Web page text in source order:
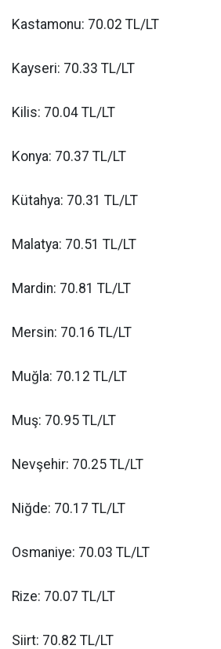
Kastamonu: 70.02 TL/LT
Kayseri: 70.33 TL/LT
Kilis: 70.04 TL/LT
Konya: 70.37 TL/LT
Kütahya: 70.31 TL/LT
Malatya: 70.51 TL/LT
Mardin: 70.81 TL/LT
Mersin: 70.16 TL/LT
Muğla: 70.12 TL/LT
Muş: 70.95 TL/LT
Nevşehir: 70.25 TL/LT
Niğde: 70.17 TL/LT
Osmaniye: 70.03 TL/LT
Rize: 70.07 TL/LT
Siirt: 70.82 TL/LT